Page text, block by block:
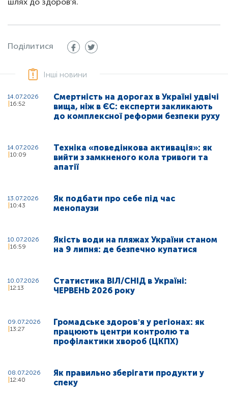
шлях до здоров’я.
Поділитися
Інші новини
14.07.2026
16:52
Смертність на дорогах в Україні удвічі
вища, ніж в ЄС: експерти закликають
до комплексної реформи безпеки руху
14.07.2026
10:09
Техніка «поведінкова активація»: як
вийти з замкненого кола тривоги та
апатії
13.07.2026
10:43
Як подбати про себе під час
менопаузи
10.07.2026
16:59
Якість води на пляжах України станом
на 9 липня: де безпечно купатися
10.07.2026
12:13
Статистика ВІЛ/СНІД в Україні:
ЧЕРВЕНЬ 2026 року
09.07.2026
13:27
Громадське здоровʼя у регіонах: як
працюють центри контролю та
профілактики хвороб (ЦКПХ)
08.07.2026
12:40
Як правильно зберігати продукти у
спеку